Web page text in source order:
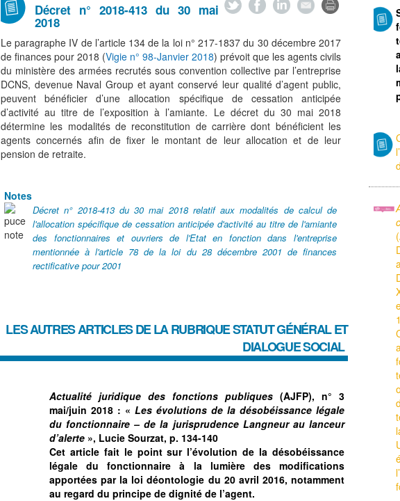
Décret n° 2018-413 du 30 mai
2018
Le paragraphe IV de l’article 134 de la loi n° 217-1837 du 30 décembre 2017
de finances pour 2018 (Vigie n° 98-Janvier 2018) prévoit que les agents civils
du ministère des armées recrutés sous convention collective par l’entreprise
DCNS, devenue Naval Group et ayant conservé leur qualité d’agent public,
peuvent bénéficier d’une allocation spécifique de cessation anticipée
d’activité au titre de l’exposition à l’amiante. Le décret du 30 mai 2018
détermine les modalités de reconstitution de carrière dont bénéficient les
agents concernés afin de fixer le montant de leur allocation et de leur
pension de retraite.
Notes
Décret n° 2018-413 du 30 mai 2018 relatif aux modalités de calcul de
l'allocation spécifique de cessation anticipée d'activité au titre de l'amiante
des fonctionnaires et ouvriers de l'Etat en fonction dans l'entreprise
mentionnée à l'article 78 de la loi du 28 décembre 2001 de finances
rectificative pour 2001
LES AUTRES ARTICLES DE LA RUBRIQUESTATUT GÉNÉRAL ET
DIALOGUE SOCIAL
Actualité juridique des fonctions publiques (AJFP), n° 3
mai/juin 2018 : « Les évolutions de la désobéissance légale
du fonctionnaire – de la jurisprudence Langneur au lanceur
d’alerte », Lucie Sourzat, p. 134-140
Cet article fait le point sur l’évolution de la désobéissance
légale du fonctionnaire à la lumière des modifications
apportées par la loi déontologie du 20 avril 2016, notamment
au regard du principe de dignité de l’agent.